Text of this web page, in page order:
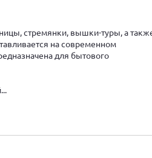
стремянки, вышки-туры, а
на современном
для бытового